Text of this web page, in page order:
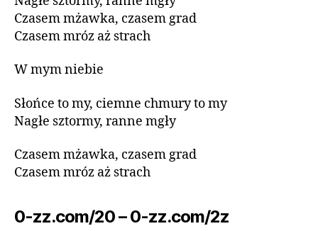
Czasem mżawka, czasem grad
Czasem mróz aż strach
W mym niebie
Słońce to my, ciemne chmury to my
Nagłe sztormy, ranne mgły
Czasem mżawka, czasem grad
Czasem mróz aż strach
0-zz.com/20 – 0-zz.com/2z